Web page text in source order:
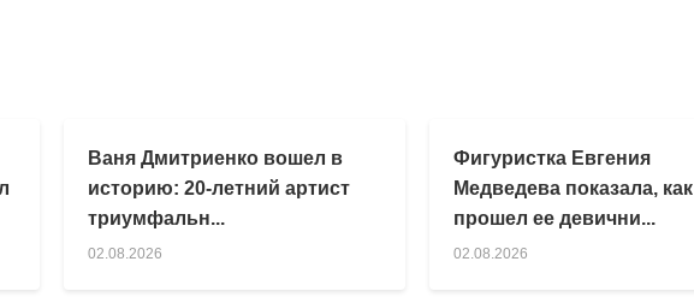
Ваня Дмитриенко вошел в
историю: 20-летний артист
триумфальн...
02.08.2026
Фигуристка Евгения
Медведева показала, как
прошел ее девични...
02.08.2026